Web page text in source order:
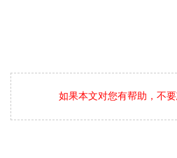
如果本文对您有帮助，不